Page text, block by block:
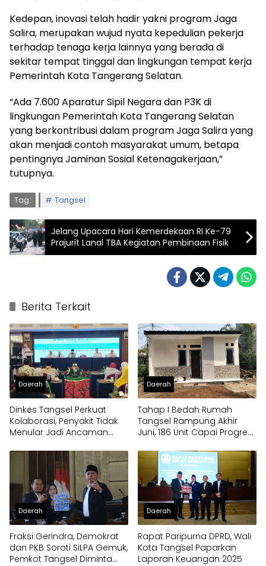
Kedepan, inovasi telah hadir yakni program Jaga
Salira, merupakan wujud nyata kepedulian pekerja
terhadap tenaga kerja lainnya yang berada di
sekitar tempat tinggal dan lingkungan tempat kerja
Pemerintah Kota Tangerang Selatan.
“Ada 7.600 Aparatur Sipil Negara dan P3K di
lingkungan Pemerintah Kota Tangerang Selatan
yang berkontribusi dalam program Jaga Salira yang
akan menjadi contoh masyarakat umum, betapa
pentingnya Jaminan Sosial Ketenagakerjaan,”
tutupnya.
Tag: Tangsel
Jelang Upacara Hari Kemerdekaan RI Ke-79
Prajurit Lanal TBA Kegiatan Pembinaan Fisik
Berita Terkait
Daerah
Dinkes Tangsel Perkuat
Kolaborasi, Penyakit Tidak
Menular Jadi Ancaman
Daerah
Tahap I Bedah Rumah
Tangsel Rampung Akhir
Juni, 186 Unit Capai Progres
Daerah
Fraksi Gerindra, Demokrat
dan PKB Soroti SiLPA Gemuk,
Pemkot Tangsel Diminta
Daerah
Rapat Paripurna DPRD, Wali
Kota Tangsel Paparkan
Laporan Keuangan 2025